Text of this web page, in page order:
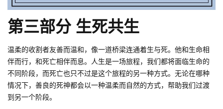
第三部分 生死共生
温柔的收割者友善而温和，像一道桥梁连通着生与死。他和生命相
伴而行，和死亡相伴而息。人生是一场旅程，我们都将面临生命的
不同阶段，而死亡也只不过是这个旅程的另一种方式。无论在哪种
情况下，善良的死神都会以一种温柔而自然的方式，帮助我们过渡
到另一个阶段。